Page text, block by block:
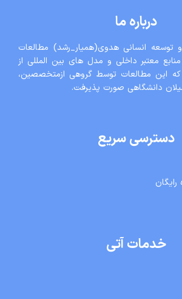
درباره ما
توسعه انسانی هدوی(همیار_رشد) مطالعات
معتبر داخلی و مدل های بین المللی از
کرد که این مطالعات توسط گروهی ازمتخصصین،
دانشگاهی صورت پذیرفت.
دسترسی سریع
خدمات آتی